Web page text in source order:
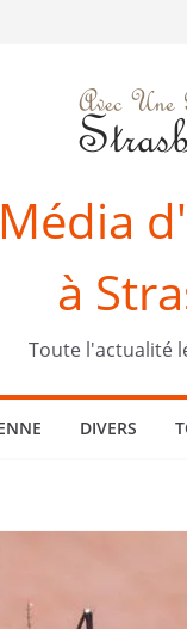
Média
à
Toute l'actualité
DIVERS